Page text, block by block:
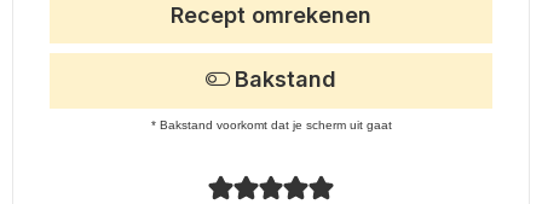
Recept omrekenen
Bakstand
* Bakstand voorkomt dat je scherm uit gaat